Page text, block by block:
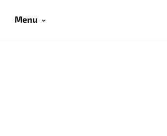
Menu